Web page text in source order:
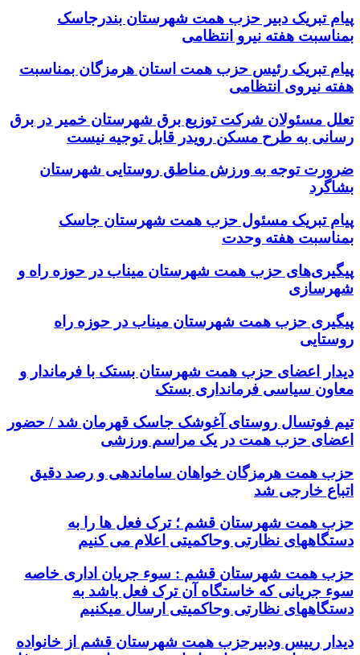
پیام تبریک دبیر حزب همت شهرستان بندرجاسک
بمناسبت هفته نیرو انتظامی
پیام تبریک رئیس حزب همت استان هرمزگان بمناسبت
هفته نیروی انتظامی
تعلل مسئولان شرکت توزیع برق شهرستان خمیر در برق
رسانی به طرح مسکن رویدر قابل توجیه نیست
ضرورت توجه به ورزش مناطق روستایی شهرستان
بشاگرد
پیام تبریک مسئول حزب همت شهرستان جاسک
بمناسبت هفته وحدت
پیگیری‌های حزب همت شهرستان میناب در حوزه راه و
شهرسازی
پیگیری حزب همت شهرستان میناب در حوزه راه
روستایی
دیدار اعضای حزب همت شهرستان بستک با فرماندار و
معاون سیاسی فرمانداری بستک
تیم فوتسال روستای آغوشک جاسک قهرمان شد / حضور
اعضای حزب همت در یک مراسم ورزشی
حزب همت هرمزگان خواهان ساماندهی و رصد دقیق
اتباع خارجی شد
حزب همت شهرستان قشم ؛ ترک فعل ها را به
دستگاههای نظارتی وحاکمیتی اعلام می کنیم
حزب همت شهرستان قشم : سوء جریان اداری خاصه
سوء جریانی که خاستگاه آن ترک فعل باشد به
دستگاههای نظارتی وحاکمیتی ارسال میکنیم
دیدار رییس ودبیرحزب همت شهرستان قشم از خانواده